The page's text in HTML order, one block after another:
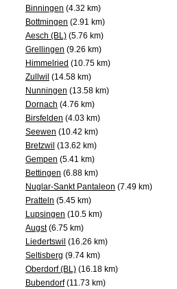
Binningen (4.32 km)
Bottmingen (2.91 km)
Aesch (BL) (5.76 km)
Grellingen (9.26 km)
Himmelried (10.75 km)
Zullwil (14.58 km)
Nunningen (13.58 km)
Dornach (4.76 km)
Birsfelden (4.03 km)
Seewen (10.42 km)
Bretzwil (13.62 km)
Gempen (5.41 km)
Bettingen (6.88 km)
Nuglar-Sankt Pantaleon (7.49 km)
Pratteln (5.45 km)
Lupsingen (10.5 km)
Augst(6.75 km)
Liedertswil (16.26 km)
Seltisberg (9.74 km)
Oberdorf (BL) (16.18 km)
Bubendorf(11.73 km)